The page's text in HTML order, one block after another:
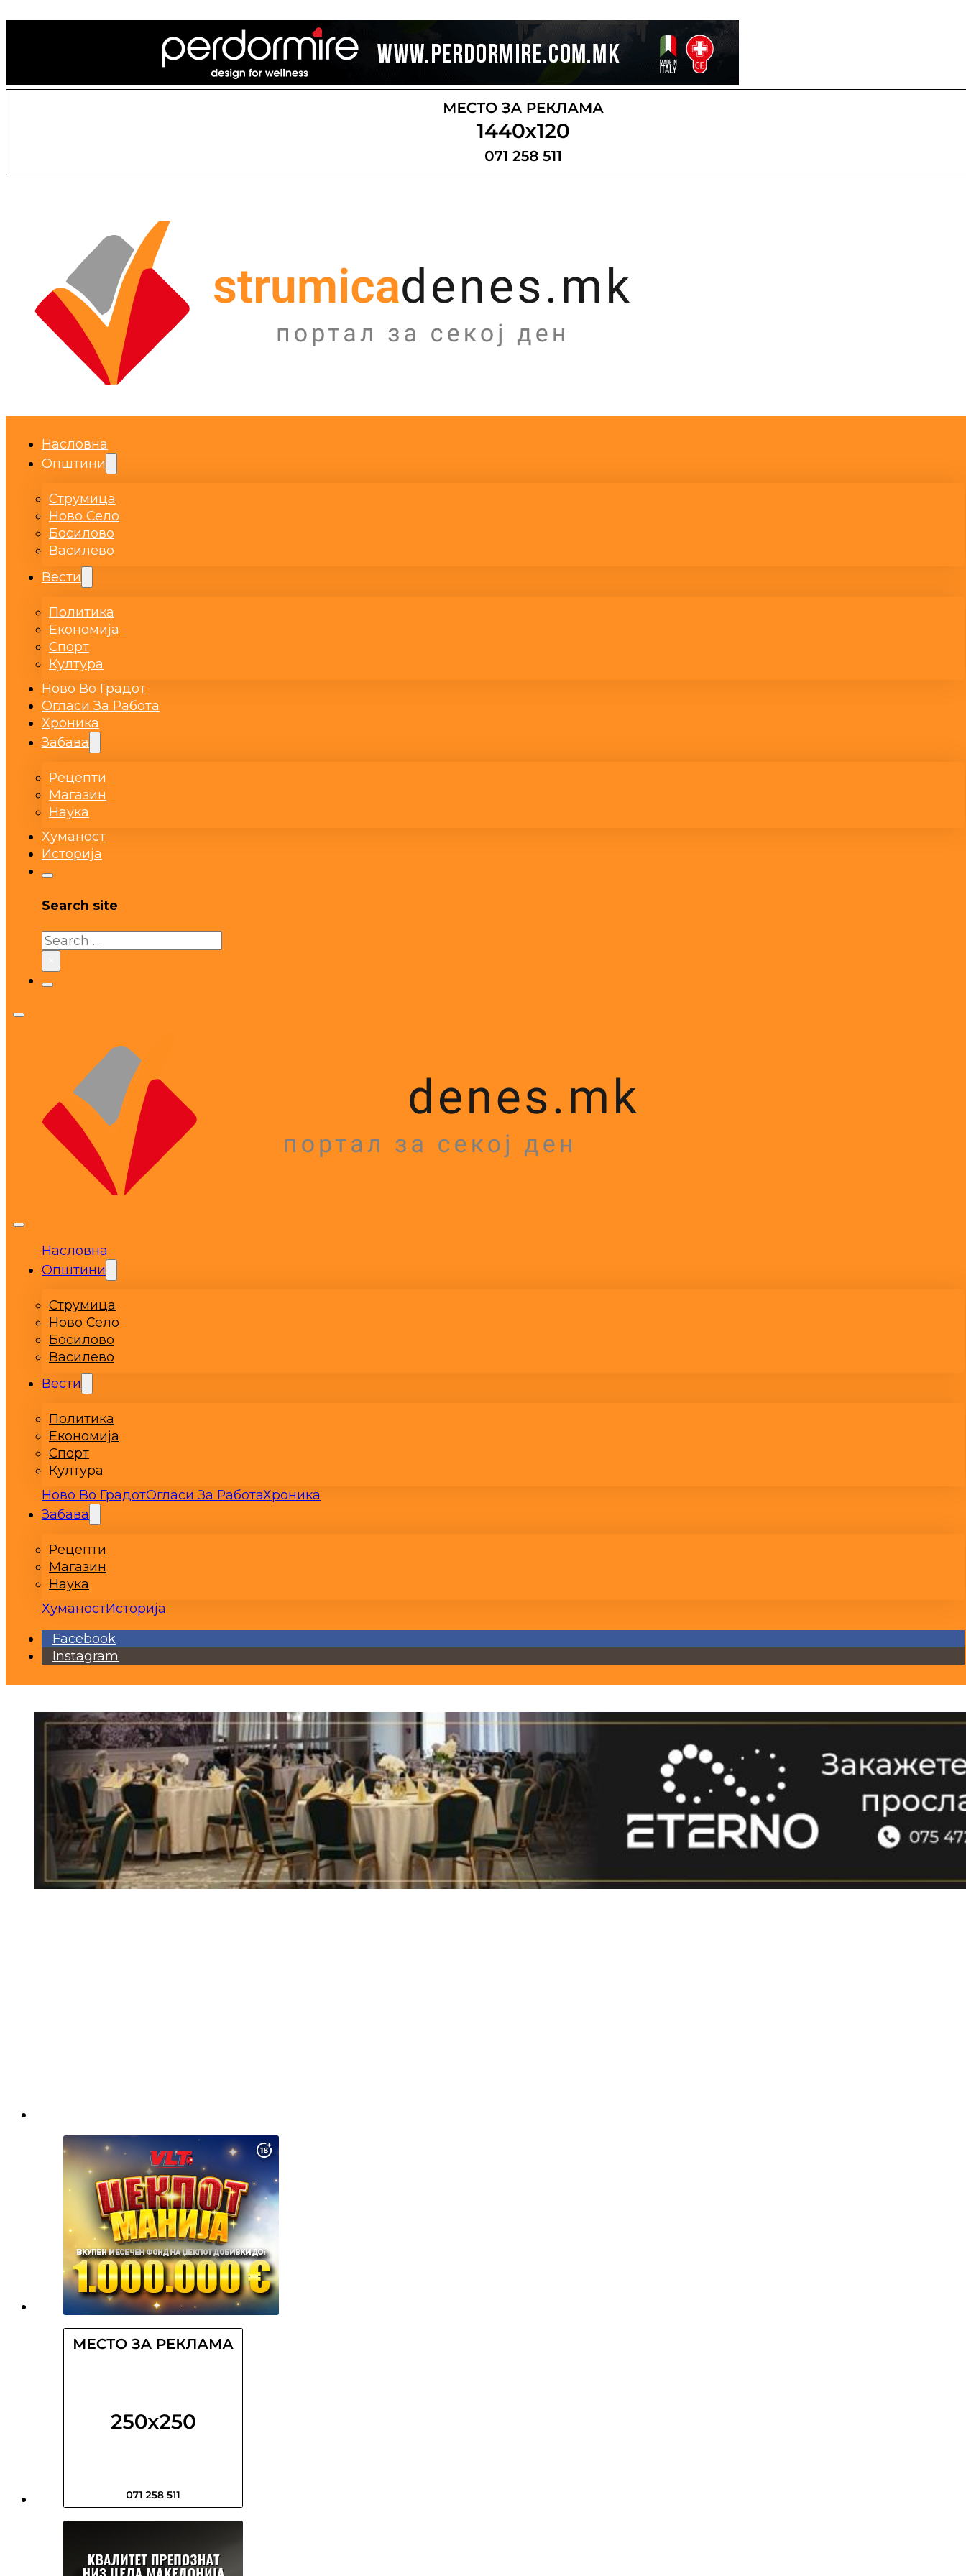
Насловна
Општини
Струмица
Ново Село
Босилово
Василево
Вести
Политика
Економија
Спорт
Култура
Ново Во Градот
Огласи За Работа
Хроника
Забава
Рецепти
Магазин
Наука
Хуманост
Историја
Search site
Search
Насловна
Општини
Струмица
Ново Село
Босилово
Василево
Вести
Политика
Економија
Спорт
Култура
Ново Во ГрадотОгласи За РаботаХроника
Забава
Рецепти
Магазин
Наука
ХуманостИсторија
Facebook
Instagram